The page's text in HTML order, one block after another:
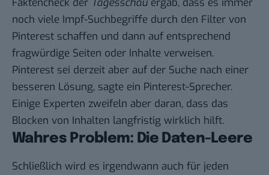
Faktencheck der Tagesschau ergab, dass es immer
noch viele Impf-Suchbegriffe durch den Filter von
Pinterest schaffen und dann auf entsprechend
fragwürdige Seiten oder Inhalte verweisen.
Pinterest sei derzeit aber auf der Suche nach einer
besseren Lösung, sagte ein Pinterest-Sprecher.
Einige Experten zweifeln aber daran, dass das
Blocken von Inhalten langfristig wirklich hilft.
Wahres Problem: Die Daten-Leere
Schließlich wird es irgendwann auch für jeden